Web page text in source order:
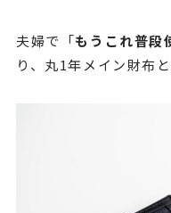
夫婦で「もうこれ普段
り、丸1年メイン財布